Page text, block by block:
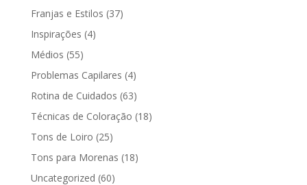
Franjas e Estilos (37)
Inspirações (4)
Médios (55)
Problemas Capilares (4)
Rotina de Cuidados (63)
Técnicas de Coloração (18)
Tons de Loiro (25)
Tons para Morenas (18)
Uncategorized (60)